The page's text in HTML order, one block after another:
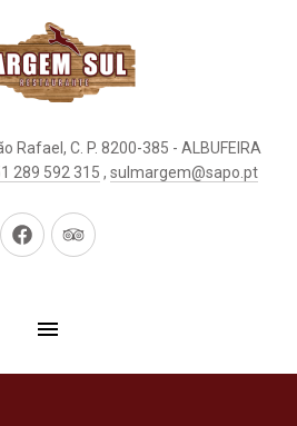
Rafael, C. P. 8200-385 - ALBUFEIRA
289 592 315 , sulmargem@sapo.pt
New
New